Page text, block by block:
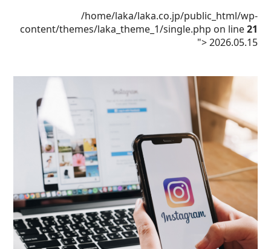
/home/laka/laka.co.jp/public_html/wp-
content/themes/laka_theme_1/single.php on line21
">2026.05.15